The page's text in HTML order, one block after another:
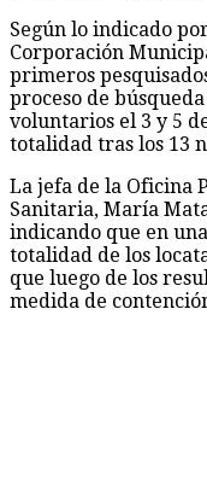
Según lo indicado
Corporación
primeros
proceso de
voluntarios el 3 y 5
totalidad tras los 13
La jefa de la Oficina
Sanitaria, María
indicando que en
totalidad de los
que luego de los
medida de